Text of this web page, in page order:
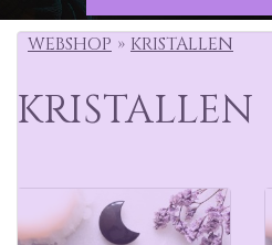
WEBSHOP KRISTALLEN
KRISTALLEN